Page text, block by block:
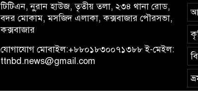
টিটিএন, নু্রান হাউজ, তৃতীয় তলা, ২৩৪ থানা রোড,
বদর মোকাম, মসজিদ এলাকা, কক্সবাজার পৌরসভা,
কক্সবাজার
যোগাযোগ মোবাইল:+৮৮০১৮৩০০৭১৩৮৮ই-মেইল:
ttnbd.news@gmail.com